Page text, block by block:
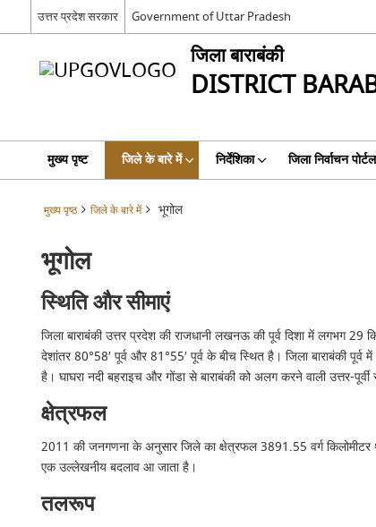
उत्तर प्रदेश सरकार Government of Uttar Pradesh
जिला बाराबंकी
DISTRICT
मुख्य पृष्ट जिले के बारे में निर्देशिका जिला निर्वाचन पोर्टल
मुख्य पृष्ठ जिले के बारे में भूगोल
भूगोल
स्थिति और सीमाएं
जिला बाराबंकी उत्तर प्रदेश की राजधानी लखनऊ की पूर्व दिशा में लगभग
देशांतर 80°58′ पूर्व और 81°55′ पूर्व के बीच स्थित है। जिला बाराबंकी
है। घाघरा नदी बहराइच और गोंडा से बाराबंकी को अलग करने वाली उत्तर-पूर्वी
क्षेत्रफल
2011 की जनगणना के अनुसार जिले का क्षेत्रफल 3891.55 वर्ग किलोमीटर
एक उल्लेखनीय बदलाव आ जाता है।
तलरूप